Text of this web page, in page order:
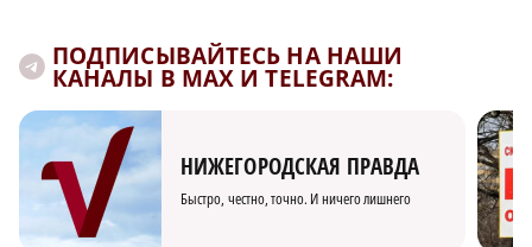
ПОДПИСЫВАЙТЕСЬ НА НАШИ
КАНАЛЫ В MAX И TELEGRAM:
НИЖЕГОРОДСКАЯ ПРАВДА
Быстро, честно, точно. И ничего лишнего